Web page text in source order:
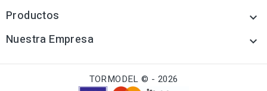
Productos 
Nuestra Empresa 
TORMODEL © - 2026